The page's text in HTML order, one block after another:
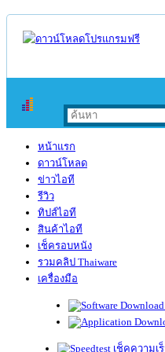
หน้าแรก
ดาวน์โหลด
ข่าวไอที
รีวิว
ทิปส์ไอที
สินค้าไอที
เช็ครอบหนัง
รวมคลิป Thaiware
เครื่องมือ
เช็คความเร็